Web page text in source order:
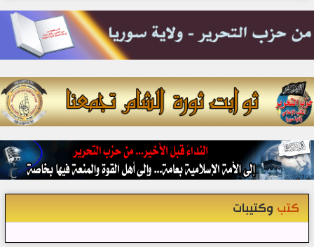
كتب وكتيبات